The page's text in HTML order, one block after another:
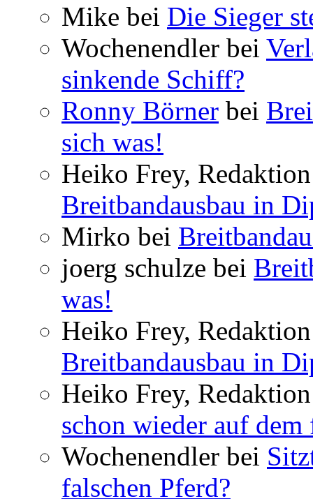
Mike bei Die Sieger
Wochenendler bei
sinkende Schiff?
Ronny Börner bei
sich was!
Heiko Frey,
Breitbandausbau in
Mirko bei
joerg schulze bei
was!
Heiko Frey,
Breitbandausbau in
Heiko Frey,
schon wieder auf dem
Wochenendler bei
falschen Pferd?